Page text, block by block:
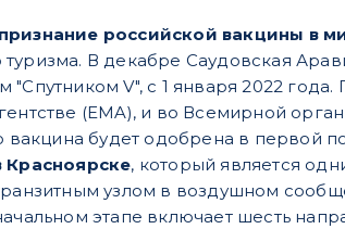
российской вакцины в
В декабре Саудовская
V", с 1 января 2022
(EMA), и во Всемирной
вакцина будет одобрена в первой
Красноярске, который является
узлом в воздушном
этапе включает шесть